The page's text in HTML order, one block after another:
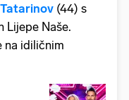
(44) s
Lijepe Naše.
na idiličnim